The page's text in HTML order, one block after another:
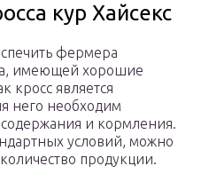
кур Хайсекс
фермера
имеющей хорошие
кросс является
него необходим
и кормления.
условий, можно
продукции.